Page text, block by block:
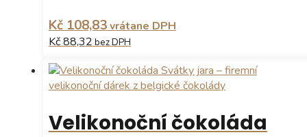
Kč 108,83vrátane DPH
Kč 88,32 bez DPH
Tento
produkt
má
variant.
Velikonoční čokoláda